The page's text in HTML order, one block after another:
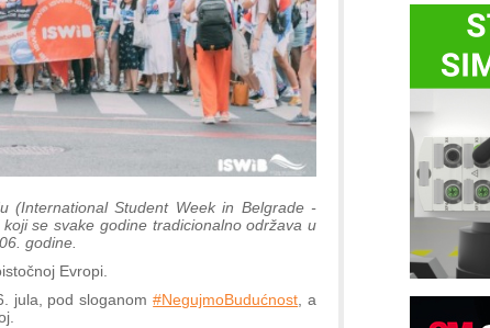
(International Student Week in Belgrade -
se svake godine tradicionalno održava u
godine.
Evropi.
jula, pod sloganom#NegujmoBudućnost, a